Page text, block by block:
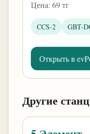
Цена: 69 тг
CCS-2 GBT-
Открыть в
Другие